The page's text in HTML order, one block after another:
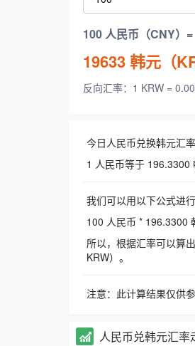
100 人民币（CNY）=
19633韩元（
反向汇率：1 KRW =
今日人民币兑换韩元汇率
1 人民币等于 196.3300
我们可以用以下公式进行
100 人民币 * 196.3300
所以，根据汇率可以算
KRW）。
注意：此计算结果仅供
人民币兑韩元汇率